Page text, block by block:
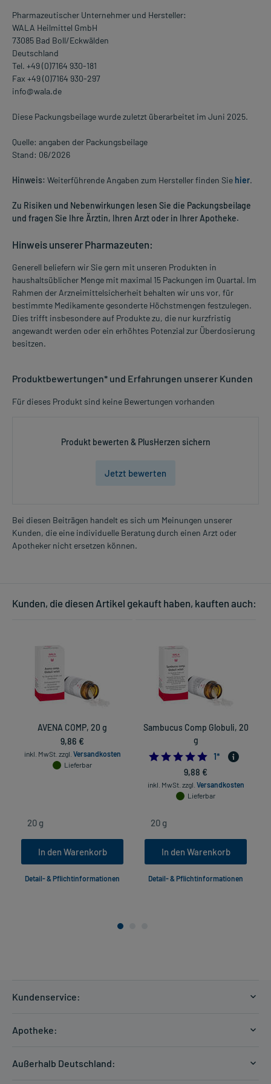
Pharmazeutischer Unternehmer und Hersteller:
WALA Heilmittel GmbH
73085 Bad Boll/Eckwälden
Deutschland
Tel. +49 (0)7164 930-181
Fax +49 (0)7164 930-297
info@wala.de
Diese Packungsbeilage wurde zuletzt überarbeitet im Juni 2025.
Quelle: angaben der Packungsbeilage
Stand: 06/2026
Hinweis: Weiterführende Angaben zum Hersteller finden Sie hier.
Zu Risiken und Nebenwirkungen lesen Sie die Packungsbeilage
und fragen Sie Ihre Ärztin, Ihren Arzt oder in Ihrer Apotheke.
Hinweis unserer Pharmazeuten:
Generell beliefern wir Sie gern mit unseren Produkten in
haushaltsüblicher Menge mit maximal 15 Packungen im Quartal. Im
Rahmen der Arzneimittelsicherheit behalten wir uns vor, für
bestimmte Medikamente gesonderte Höchstmengen festzulegen.
Dies trifft insbesondere auf Produkte zu, die nur kurzfristig
angewandt werden oder ein erhöhtes Potenzial zur Überdosierung
besitzen.
Produktbewertungen* und Erfahrungen unserer Kunden
Für dieses Produkt sind keine Bewertungen vorhanden
Produkt bewerten & PlusHerzen sichern
Jetzt bewerten
Bei diesen Beiträgen handelt es sich um Meinungen unserer
Kunden, die eine individuelle Beratung durch einen Arzt oder
Apotheker nicht ersetzen können.
Kunden, die diesen Artikel gekauft haben, kauften auch:
AVENA COMP, 20 g
9,86 €
inkl. MwSt. zzgl. Versandkosten
Lieferbar
In den Warenkorb
Detail- & Pflichtinformationen
Sambucus Comp Globuli, 20
g
5.0
1*
9,88 €
inkl. MwSt. zzgl. Versandkosten
Lieferbar
In den Warenkorb
Detail- & Pflichtinformationen
Kundenservice:
Apotheke:
Außerhalb Deutschland: